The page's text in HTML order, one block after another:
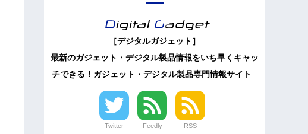
［デジタルガジェット］
最新のガジェット・デジタル製品情報をいち早くキャッ
チできる！ガジェット・デジタル製品専門情報サイト
Twitter Feedly RSS